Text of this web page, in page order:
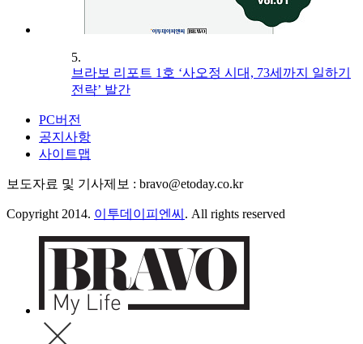
5.
브라보 리포트 1호 ‘사오정 시대, 73세까지 일하기
전략’ 발간
PC버전
공지사항
사이트맵
보도자료 및 기사제보 : bravo@etoday.co.kr
Copyright 2014. 이투데이피엔씨 . All rights reserved